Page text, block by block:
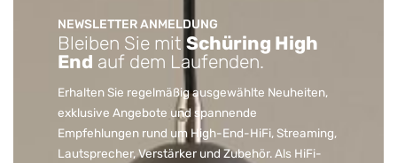
NEWSLETTER ANMELDUNG
Bleiben Sie mit Schüring High
End auf dem Laufenden.
Erhalten Sie regelmäßig ausgewählte Neuheiten,
exklusive Angebote und spannende
Empfehlungen rund um High-End-HiFi, Streaming,
Lautsprecher, Verstärker und Zubehör. Als HiFi-